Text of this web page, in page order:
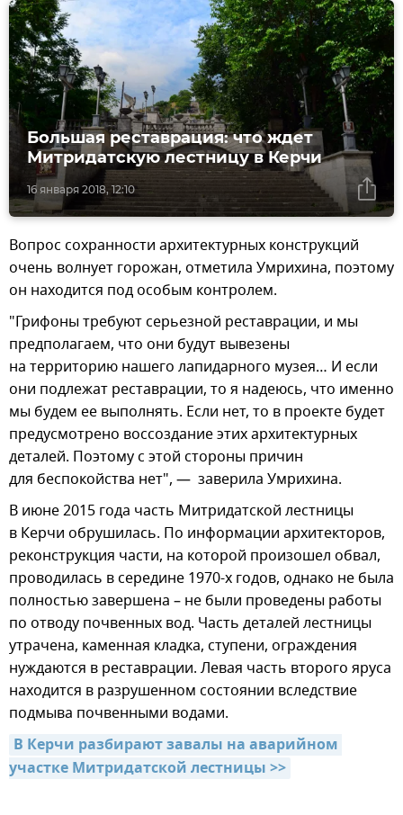
16 января 2018, 12:10
Большая реставрация: что ждет
Митридатскую лестницу в Керчи
Вопрос сохранности архитектурных конструкций
очень волнует горожан, отметила Умрихина, поэтому
он находится под особым контролем.
"Грифоны требуют серьезной реставрации, и мы
предполагаем, что они будут вывезены
на территорию нашего лапидарного музея… И если
они подлежат реставрации, то я надеюсь, что именно
мы будем ее выполнять. Если нет, то в проекте будет
предусмотрено воссоздание этих архитектурных
деталей. Поэтому с этой стороны причин
для беспокойства нет", — заверила Умрихина.
В июне 2015 года часть Митридатской лестницы
в Керчи обрушилась. По информации архитекторов,
реконструкция части, на которой произошел обвал,
проводилась в середине 1970-х годов, однако не была
полностью завершена – не были проведены работы
по отводу почвенных вод. Часть деталей лестницы
утрачена, каменная кладка, ступени, ограждения
нуждаются в реставрации. Левая часть второго яруса
находится в разрушенном состоянии вследствие
подмыва почвенными водами.
В Керчи разбирают завалы на аварийном
участке Митридатской лестницы >>